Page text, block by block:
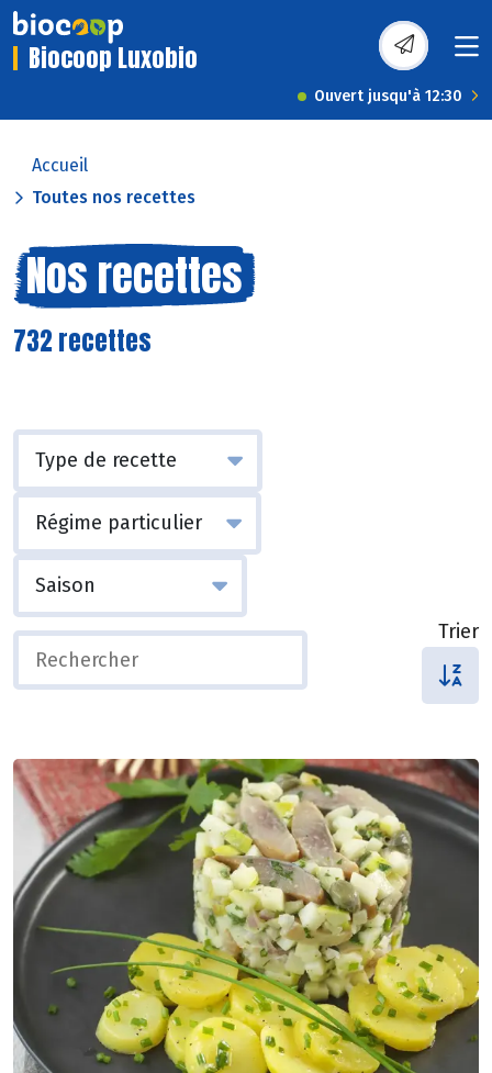
Biocoop Luxobio
Ouvert jusqu'à 12:30
Accueil
Toutes nos recettes
Nos recettes
732 recettes
Trier